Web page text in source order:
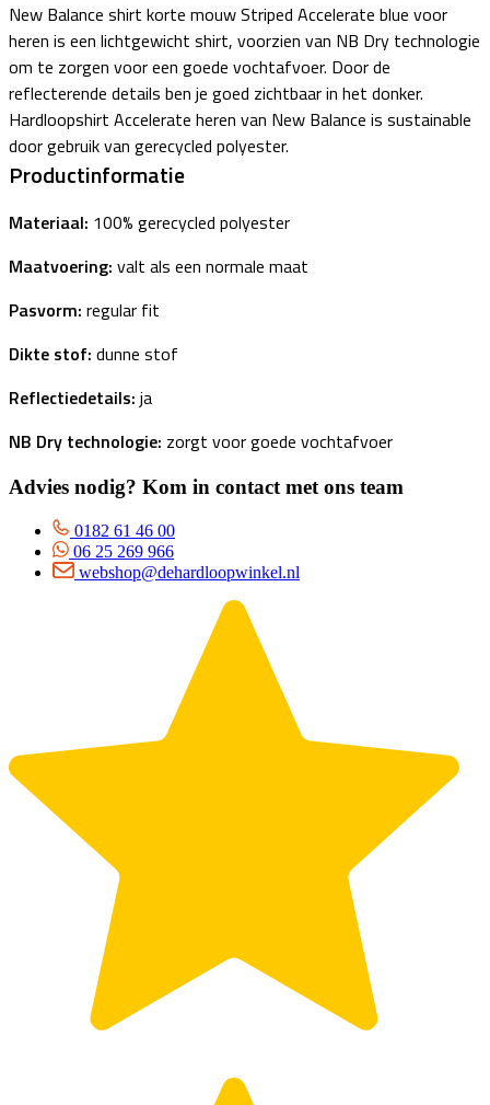
New Balance shirt korte mouw Striped Accelerate blue voor
heren is een lichtgewicht shirt, voorzien van NB Dry technologie
om te zorgen voor een goede vochtafvoer. Door de
reflecterende details ben je goed zichtbaar in het donker.
Hardloopshirt Accelerate heren van New Balance is sustainable
door gebruik van gerecycled polyester.
Productinformatie
Materiaal: 100% gerecycled polyester
Maatvoering: valt als een normale maat
Pasvorm: regular fit
Dikte stof: dunne stof
Reflectiedetails: ja
NB Dry technologie: zorgt voor goede vochtafvoer
Advies nodig? Kom in contact met ons team
0182 61 46 00
06 25 269 966
webshop@dehardloopwinkel.nl